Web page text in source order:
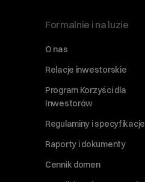
Formalnie i na luzie
O nas
Relacje inwestorskie
Program Korzyści dla
Inwestorów
Regulaminy i specyfikacje
Raporty i dokumenty
Cennik domen